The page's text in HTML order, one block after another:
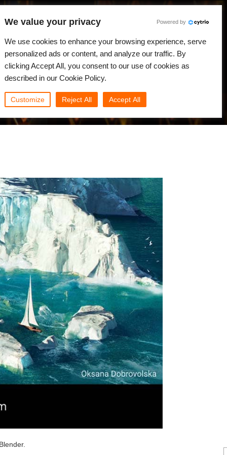
Japanese ログイン
ュース コミュニティ
We value your privacy Powered by
We use cookies to enhance your browsing experience, serve
personalized ads or content, and analyze our traffic. By
clicking Accept All, you consent to our use of cookies as
described in our Cookie Policy.
Customize Reject All Accept All